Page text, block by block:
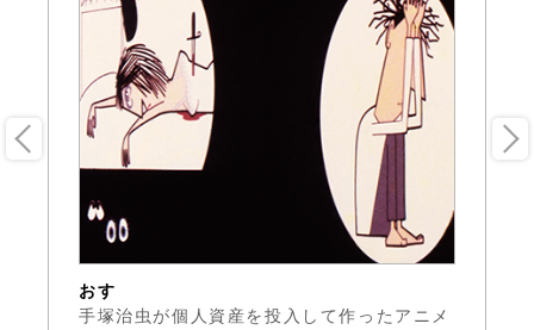
おす
手塚治虫が個人資産を投入して作ったアニメ